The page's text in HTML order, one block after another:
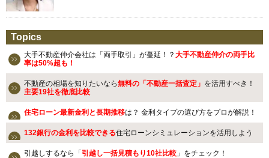
Topics
大手不動産仲介会社は「両手取引」が蔓延！？ 大手不動産仲介の両手比
率は50%超も！
不動産の相場を知りたいなら無料の「不動産一括査定」 を活用すべき！
主要19社を徹底比較
住宅ローン最新金利と長期推移は？ 金利タイプの選び方をプロが解説！
132銀行の金利を比較できる住宅ローンシミュレーションを活用しよう
引越しするなら「 引越し一括見積もり10社比較 」をチェック！